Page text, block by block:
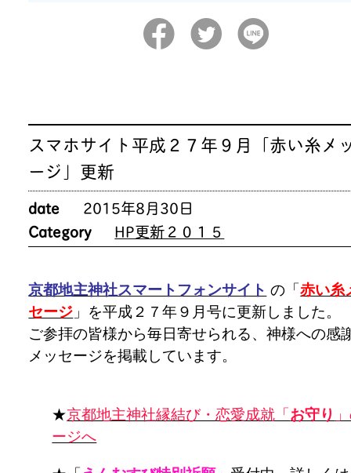
スマホサイト平成２７年９月「赤い糸メ
ージ」更新
date
2015年8月30日
Category
HP更新２０１５
京都地主神社スマートフォンサイト の「赤い糸
セージ 」を平成２７年９月号に更新しました。
ご参拝の皆様から毎日寄せられる、神様への感
メッセージを掲載しています。
★京都地主神社縁結び・恋愛成就「お守り
ージへ